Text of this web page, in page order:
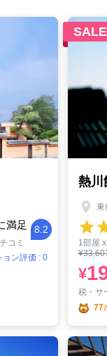
満足 8.2
コミ
ョン評価 : 0
SALE
熱川
東
1部屋
¥
税・サ
77